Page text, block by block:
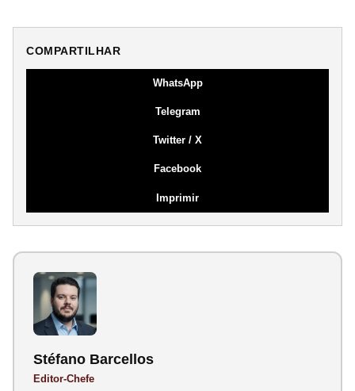
COMPARTILHAR
WhatsApp
Telegram
Twitter / X
Facebook
Imprimir
Stéfano Barcellos
Editor-Chefe